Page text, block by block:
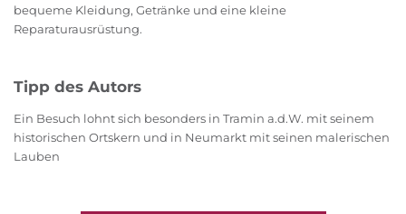
bequeme Kleidung, Getränke und eine kleine
Reparaturausrüstung.
Tipp des Autors
Ein Besuch lohnt sich besonders in Tramin a.d.W. mit seinem
historischen Ortskern und in Neumarkt mit seinen malerischen
Lauben